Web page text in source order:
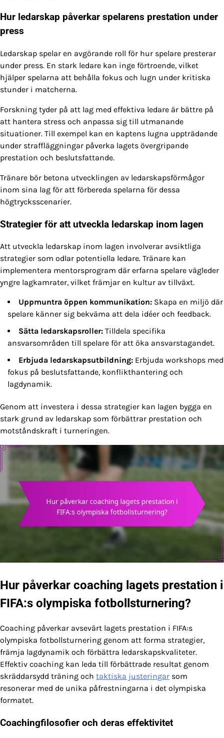
Hur ledarskap påverkar spelarens prestation under
press
Ledarskap spelar en avgörande roll för hur spelare presterar
under press. En stark ledare kan inge förtroende, vilket
hjälper spelarna att behålla fokus och lugn under kritiska
stunder i matcherna.
Forskning tyder på att lag med effektiva ledare är bättre på
att hantera stress och anpassa sig till utmanande
situationer. Till exempel kan en kaptens lugna uppträdande
under straffläggningar påverka lagets övergripande
prestation och beslutsfattande.
Tränare bör betona utvecklingen av ledarskapsförmågor
inom sina lag för att förbereda spelarna för dessa
högtrycksscenarier.
Strategier för att utveckla ledarskap inom lagen
Att utveckla ledarskap inom lagen involverar avsiktliga
strategier som odlar potentiella ledare. Tränare kan
implementera mentorsprogram där erfarna spelare vägleder
yngre lagkamrater, vilket främjar en kultur av tillväxt.
Uppmuntra öppen kommunikation: Skapa en miljö där
spelare känner sig bekväma att dela idéer och feedback.
Sätta ledarskapsroller: Tilldela specifika
ansvarsområden till spelare för att öka ansvarstagandet.
Erbjuda ledarskapsutbildning: Erbjuda workshops med
fokus på beslutsfattande, konflikthantering och
lagdynamik.
Genom att investera i dessa strategier kan lagen bygga en
stark grund av ledarskap som förbättrar prestation och
motståndskraft i turneringen.
Hur påverkar coaching lagets prestation i
FIFA:s olympiska fotbollsturnering?
Coaching påverkar avsevärt lagets prestation i FIFA:s
olympiska fotbollsturnering genom att forma strategier,
främja lagdynamik och förbättra ledarskapskvaliteter.
Effektiv coaching kan leda till förbättrade resultat genom
skräddarsydd träning och taktiska justeringar som
resonerar med de unika påfrestningarna i det olympiska
formatet.
Coachingfilosofier och deras effektivitet